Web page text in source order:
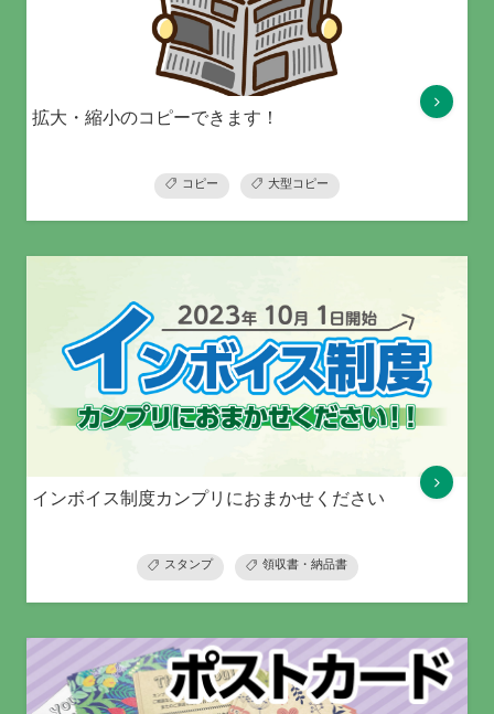
拡大・縮小のコピーできます！
コピー 大型コピー
インボイス制度カンプリにおまかせください
スタンプ 領収書・納品書